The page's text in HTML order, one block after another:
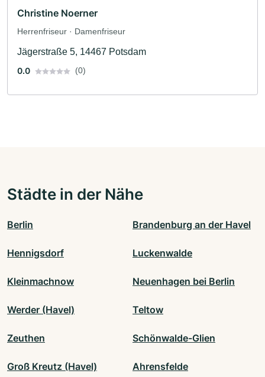
Christine Noerner
Herrenfriseur · Damenfriseur
Jägerstraße 5, 14467 Potsdam
0.0
(0)
Städte in der Nähe
Berlin Brandenburg an der Havel
Hennigsdorf Luckenwalde
Kleinmachnow Neuenhagen bei Berlin
Werder (Havel) Teltow
Zeuthen Schönwalde-Glien
Groß Kreutz (Havel) Ahrensfelde